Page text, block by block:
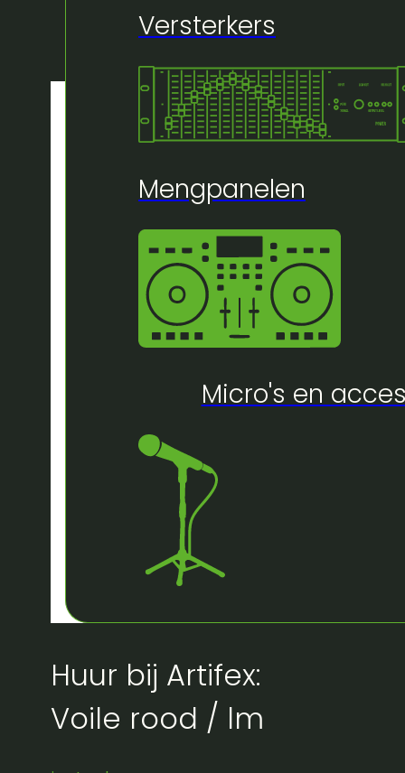
Versterkers
Mengpanelen
Micro's en
Huur bij Artifex:
Voile rood / lm